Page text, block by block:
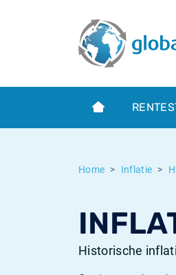
Home Inflatie
Historische
Term SOFR
Wat is CPI inflatie?
Wat is HICP inflatie?
Europese inflatie - HICP
Euribor historie
ESTER historie
Historische inflatie
Inflatiecalculator